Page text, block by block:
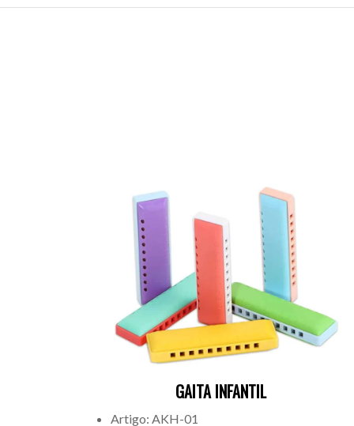
GAITA INFANTIL
Artigo: AKH-01